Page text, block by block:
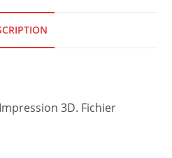
3D. Fichier